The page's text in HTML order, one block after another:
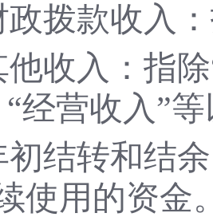
政拨款收入
他收入：指
经营收入”
初结转和结
使用的资金